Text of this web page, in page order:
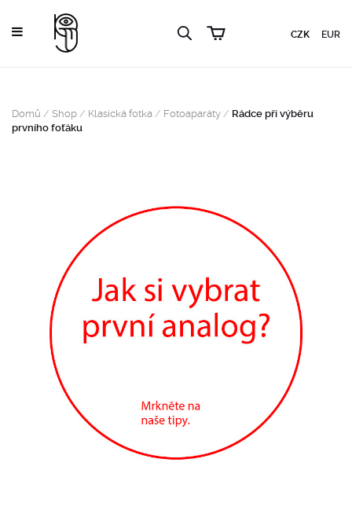
CZK EUR
Domů / Shop / Klasická fotka / Fotoaparáty / Rádce při výběru
prvního foťáku